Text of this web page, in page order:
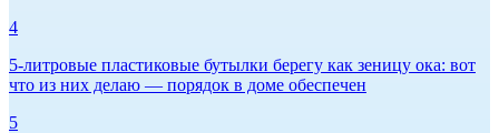
4
5-литровые пластиковые бутылки берегу как зеницу ока: вот
что из них делаю — порядок в доме обеспечен
5